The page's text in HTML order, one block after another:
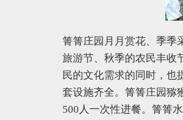
箐箐庄园月月赏花、季季
旅游节、秋季的农民丰收
民的文化需求的同时，也
套设施齐全。箐箐庄园猕
500人一次性进餐。箐箐